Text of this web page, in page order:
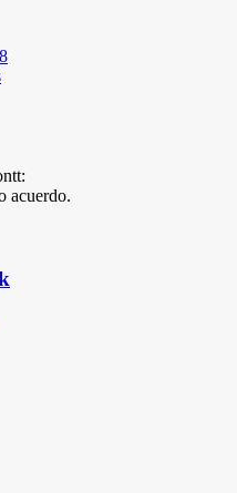
acuerdo.